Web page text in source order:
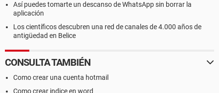
Así puedes tomarte un descanso de WhatsApp sin borrar la
aplicación
Los científicos descubren una red de canales de 4.000 años de
antigüedad en Belice
CONSULTA TAMBIÉN
Como crear una cuenta hotmail
Como crear indice en word